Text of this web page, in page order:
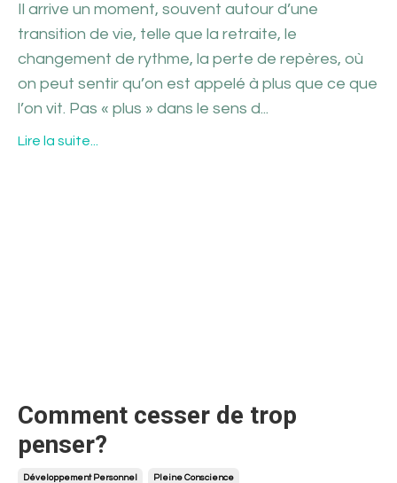
Il arrive un moment, souvent autour d’une
transition de vie, telle que la retraite, le
changement de rythme, la perte de repères, où
on peut sentir qu’on est appelé à plus que ce que
l’on vit. Pas « plus » dans le sens d...
Lire la suite...
Comment cesser de trop
penser?
Développement Personnel Pleine Conscience